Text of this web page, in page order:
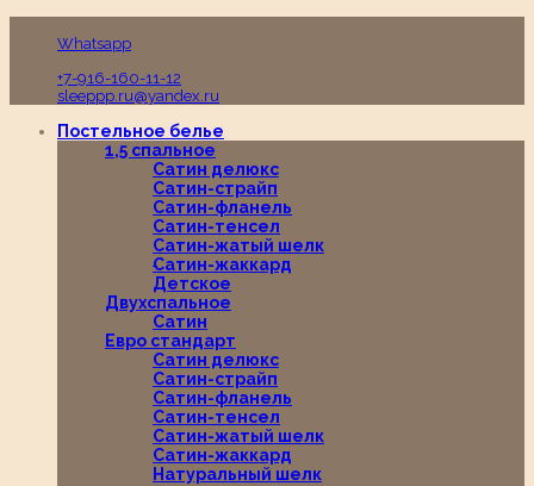
Whatsapp
+7-916-160-11-12
sleeppp.ru@yandex.ru
Постельное белье
1,5 спальное
Сатин делюкс
Сатин-страйп
Сатин-фланель
Сатин-тенсел
Сатин-жатый шелк
Сатин-жаккард
Детское
Двухспальное
Сатин
Евро стандарт
Сатин делюкс
Сатин-страйп
Сатин-фланель
Сатин-тенсел
Сатин-жатый шелк
Сатин-жаккард
Натуральный шелк